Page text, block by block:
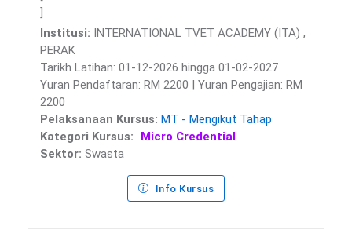
]
Institusi: INTERNATIONAL TVET ACADEMY (ITA) ,
PERAK
Tarikh Latihan: 01-12-2026 hingga 01-02-2027
Yuran Pendaftaran: RM 2200 | Yuran Pengajian: RM
2200
Pelaksanaan Kursus: MT - Mengikut Tahap
Kategori Kursus:
Micro Credential
Sektor: Swasta
Info Kursus